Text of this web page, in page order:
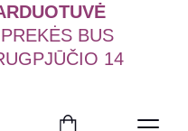
PREKĖS BUS
14